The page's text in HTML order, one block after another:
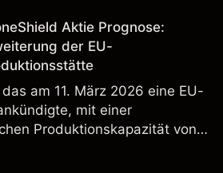
für zukünftige Ergebnisse.
Aktie Prognose:
der EU-
am 11. März 2026 eine EU-
mit einer
Produktionskapazität von
Ende 2026. Die